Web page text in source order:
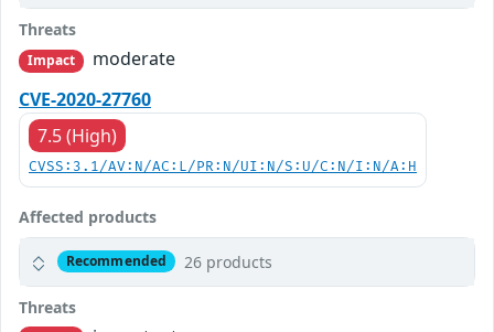
Threats
Impact
moderate
CVE-2020-27760
7.5 (High)
CVSS:3.1/AV:N/AC:L/PR:N/UI:N/S:U/C:N/I:N/A:H
Affected products
Recommended 26 products
Threats